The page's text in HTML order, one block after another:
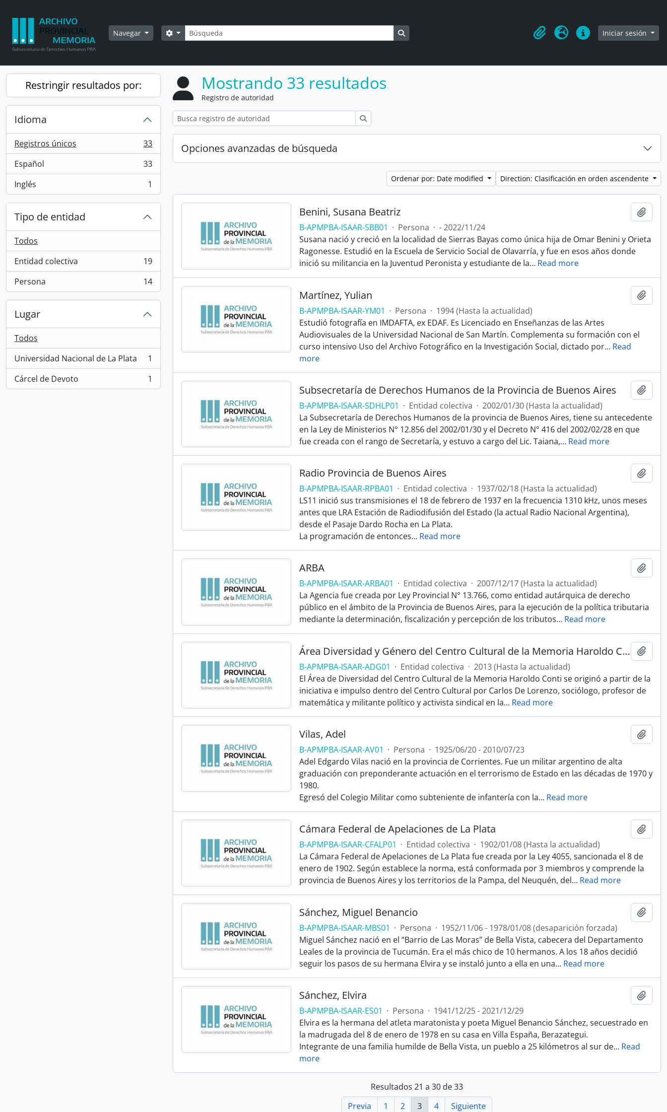
Navegar Búsqueda
Search options
Portapapeles
Idioma Enlaces rápidos
Iniciar sesión
Restringir resultados por:
Idioma
Registros únicos
, 33 resultados
33
Español
, 33 resultados
33
Inglés
, 1 resultados 1
Tipo de entidad
Todos
Entidad colectiva
, 19 resultados
19
Persona
, 14 resultados 14
Lugar
Todos
Universidad Nacional de La Plata
, 1 resultados
1
Cárcel de Devoto
, 1 resultados 1
Mostrando 33 resultados
Registro de autoridad
Opciones avanzadas de búsqueda
Ordenar por: Date modified Direction: Clasificación en orden ascendente
Benini, Susana Beatriz
B-APMPBA-ISAAR-SBB01 · Persona · - 2022/11/24
Susana nació y creció en la localidad de Sierras Bayas como única hija de Omar Benini y Orieta
Ragonesse. Estudió en la Escuela de Servicio Social de Olavarría, y fue en esos años donde
inició su militancia en la Juventud Peronista y estudiante de la… Read more
Martínez, Yulian
B-APMPBA-ISAAR-YM01 · Persona · 1994 (Hasta la actualidad)
Estudió fotografía en IMDAFTA, ex EDAF. Es Licenciado en Enseñanzas de las Artes
Audiovisuales de la Universidad Nacional de San Martín. Complementa su formación con el
curso intensivo Uso del Archivo Fotográfico en la Investigación Social, dictado por… Read
more
Subsecretaría de Derechos Humanos de la Provincia de Buenos Aires
B-APMPBA-ISAAR-SDHLP01 · Entidad colectiva · 2002/01/30 (Hasta la actualidad)
La Subsecretaría de Derechos Humanos de la provincia de Buenos Aires, tiene su antecedente
en la Ley de Ministerios N° 12.856 del 2002/01/30 y el Decreto N° 416 del 2002/02/28 en que
fue creada con el rango de Secretaría, y estuvo a cargo del Lic. Taiana,… Read more
Radio Provincia de Buenos Aires
B-APMPBA-ISAAR-RPBA01 · Entidad colectiva · 1937/02/18 (Hasta la actualidad)
LS11 inició sus transmisiones el 18 de febrero de 1937 en la frecuencia 1310 kHz,​ unos meses
antes que LRA Estación de Radiodifusión del Estado (la actual Radio Nacional Argentina),
desde el Pasaje Dardo Rocha en La Plata.
La programación de entonces… Read more
ARBA
B-APMPBA-ISAAR-ARBA01 · Entidad colectiva · 2007/12/17 (Hasta la actualidad)
La Agencia fue creada por Ley Provincial N° 13.766, como entidad autárquica de derecho
público en el ámbito de la Provincia de Buenos Aires, para la ejecución de la política tributaria
mediante la determinación, fiscalización y percepción de los tributos… Read more
Área Diversidad y Género del Centro Cultural de la Memoria Haroldo Conti
B-APMPBA-ISAAR-ADG01 · Entidad colectiva · 2013 (Hasta la actualidad)
El Área de Diversidad del Centro Cultural de la Memoria Haroldo Conti se originó a partir de la
iniciativa e impulso dentro del Centro Cultural por Carlos De Lorenzo, sociólogo, profesor de
matemática y militante político y activista sindical en la… Read more
Vilas, Adel
B-APMPBA-ISAAR-AV01 · Persona · 1925/06/20 - 2010/07/23
Adel Edgardo Vilas nació en la provincia de Corrientes. Fue un militar argentino de alta
graduación con preponderante actuación en el terrorismo de Estado en las décadas de 1970 y
1980.
Egresó del Colegio Militar como subteniente de infantería con la… Read more
Cámara Federal de Apelaciones de La Plata
B-APMPBA-ISAAR-CFALP01 · Entidad colectiva · 1902/01/08 (Hasta la actualidad)
La Cámara Federal de Apelaciones de La Plata fue creada por la Ley 4055, sancionada el 8 de
enero de 1902. Según establece la norma, está conformada por 3 miembros y comprende la
provincia de Buenos Aires y los territorios de la Pampa, del Neuquén, del… Read more
Sánchez, Miguel Benancio
B-APMPBA-ISAAR-MBS01 · Persona · 1952/11/06 - 1978/01/08 (desaparición forzada)
Miguel Sánchez nació en el “Barrio de Las Moras” de Bella Vista, cabecera del Departamento
Leales de la provincia de Tucumán. Era el más chico de 10 hermanos. A los 18 años decidió
seguir los pasos de su hermana Elvira y se instaló junto a ella en una… Read more
Sánchez, Elvira
B-APMPBA-ISAAR-ES01 · Persona · 1941/12/25 - 2021/12/29
Elvira es la hermana del atleta maratonista y poeta Miguel Benancio Sánchez, secuestrado en
la madrugada del 8 de enero de 1978 en su casa en Villa España, Berazategui.
Integrante de una familia humilde de Bella Vista, un pueblo a 25 kilómetros al sur de… Read
more
Resultados 21 a 30 de 33
Previa
1 2 3 4 Siguiente